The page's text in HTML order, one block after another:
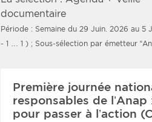
Communiqués des 10 derniers
Recherche par mots clés
documentaire
Période : Semaine du 29 Juin. 2026 au 5
- 1 … 1 ) ; Sous-sélection par émetteur
Première journée
responsables de
pour passer à l’action